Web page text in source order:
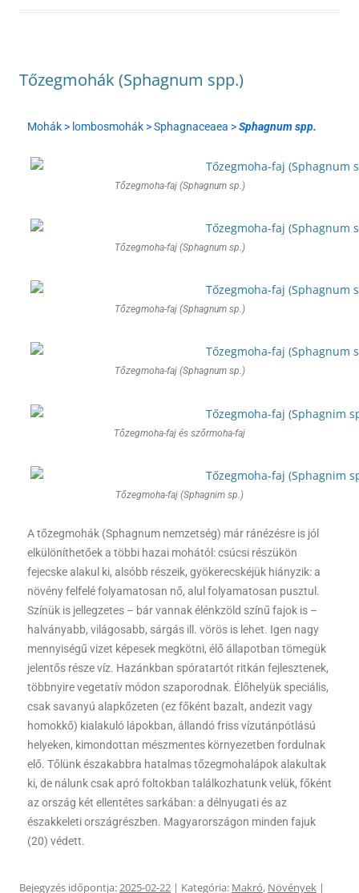
Tőzegmohák (Sphagnum spp.)
Mohák > lombosmohák > Sphagnaceaea >Sphagnum spp.
Tőzegmoha-faj (Sphagnum sp.)
Tőzegmoha-faj (Sphagnum sp.)
Tőzegmoha-faj (Sphagnum sp.)
Tőzegmoha-faj (Sphagnum sp.)
Tőzegmoha-faj és szőrmoha-faj
Tőzegmoha-faj (Sphagnim sp.)
A tőzegmohák (Sphagnum nemzetség) már ránézésre is jól
elkülöníthetőek a többi hazai mohától: csúcsi részükön
fejecske alakul ki, alsóbb részeik, gyökerecskéjük hiányzik: a
növény felfelé folyamatosan nő, alul folyamatosan pusztul.
Színük is jellegzetes – bár vannak élénkzöld színű fajok is –
halványabb, világosabb, sárgás ill. vörös is lehet. Igen nagy
mennyiségű vizet képesek megkötni, élő állapotban tömegük
jelentős része víz. Hazánkban spóratartót ritkán fejlesztenek,
többnyire vegetatív módon szaporodnak. Élőhelyük speciális,
csak savanyú alapkőzeten (ez főként bazalt, andezit vagy
homokkő) kialakuló lápokban, állandó friss vízutánpótlású
helyeken, kimondottan mészmentes környezetben fordulnak
elő. Tőlünk északabbra hatalmas tőzegmohalápok alakultak
ki, de nálunk csak apró foltokban találkozhatunk velük, főként
az ország két ellentétes sarkában: a délnyugati és az
északkeleti országrészben. Magyarországon minden fajuk
(20) védett.
Bejegyzés időpontja:2025-02-22 | Kategória: Makró, Növények |